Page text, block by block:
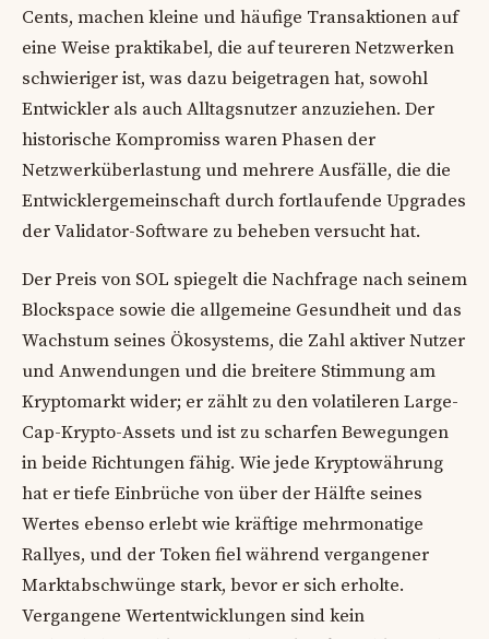
Cents, machen kleine und häufige Transaktionen auf
eine Weise praktikabel, die auf teureren Netzwerken
schwieriger ist, was dazu beigetragen hat, sowohl
Entwickler als auch Alltagsnutzer anzuziehen. Der
historische Kompromiss waren Phasen der
Netzwerküberlastung und mehrere Ausfälle, die die
Entwicklergemeinschaft durch fortlaufende Upgrades
der Validator-Software zu beheben versucht hat.
Der Preis von SOL spiegelt die Nachfrage nach seinem
Blockspace sowie die allgemeine Gesundheit und das
Wachstum seines Ökosystems, die Zahl aktiver Nutzer
und Anwendungen und die breitere Stimmung am
Kryptomarkt wider; er zählt zu den volatileren Large-
Cap-Krypto-Assets und ist zu scharfen Bewegungen
in beide Richtungen fähig. Wie jede Kryptowährung
hat er tiefe Einbrüche von über der Hälfte seines
Wertes ebenso erlebt wie kräftige mehrmonatige
Rallyes, und der Token fiel während vergangener
Marktabschwünge stark, bevor er sich erholte.
Vergangene Wertentwicklungen sind kein